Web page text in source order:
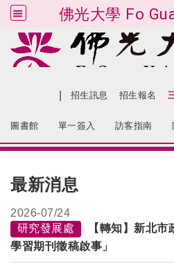
佛光大學 Fo
跳到主要內容
招生訊息 招生報名
圖書館 單一簽入 訪客指南
最新消息
2026-07/24
研究發展處
【轉知】新北
學習期刊徵稿啟事」